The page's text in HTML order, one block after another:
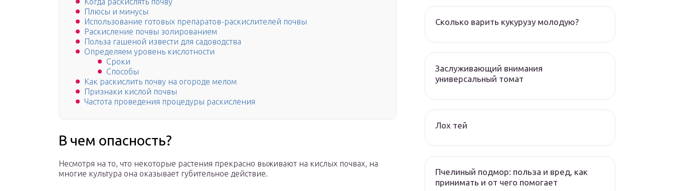
Плюсы и минусы
Использование готовых препаратов-раскислителей почвы
Раскисление почвы золированием
Польза гашеной извести для садоводства
Определяем уровень кислотности
Сроки
Способы
Как раскислить почву на огороде мелом
Признаки кислой почвы
Частота проведения процедуры раскисления
В чем опасность?
Несмотря на то, что некоторые растения прекрасно выживают на кислых почвах, на
многие культура она оказывает губительное действие.
Сколько варить кукурузу молодую?
Заслуживающий внимания
универсальный томат
Лох тей
Пчелиный подмор: польза и вред, как
принимать и от чего помогает